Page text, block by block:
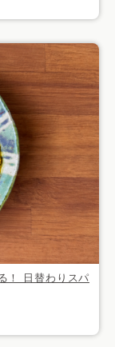
！ 日替わりスパ